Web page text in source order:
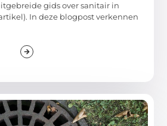
gids over sanitair in
In deze blogpost verkennen